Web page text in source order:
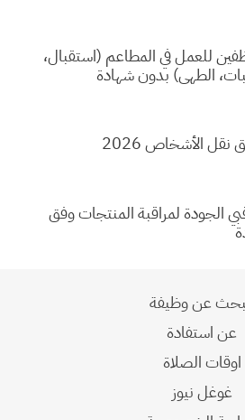
للعمل في المطاعم (استقبال،
الطهي) بدون شهادة
الأشخاص 2026
الجودة لمراقبة المنتجات وفق
عن وظيفة
عن استفادة
اوقات الصلاة
غوغل نيوز